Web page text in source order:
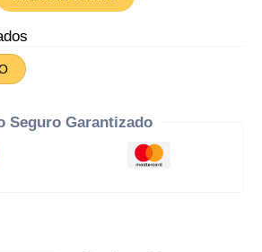
Seguro Garantizado